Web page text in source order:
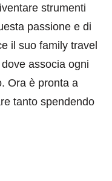
strumenti
passione e di
il suo family travel
associa ogni
Ora è pronta a
tanto spendendo